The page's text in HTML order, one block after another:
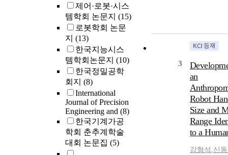
제어·로봇·시스
템학회 논문지 (15)
로봇학회 논문
지 (13)
한국지능시스
템학회논문지 (10)
한국정밀공학
회지 (8)
International
Journal of Precision
Engineering and (8)
한국기계가공
학회 춘추계학술
대회 논문집 (5)
3
an
Robot
Size and
Range
to a
강형석 ,신